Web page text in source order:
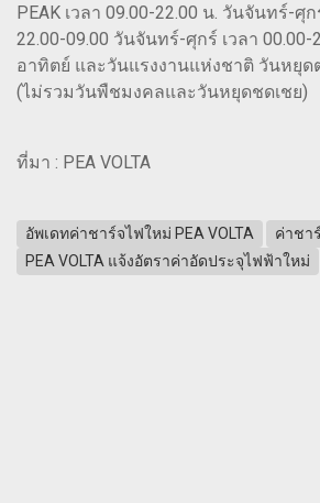
PEAK เวลา 09.00-22.00 น. วันจันทร์-ศุก
22.00-09.00 วันจันทร์-ศุกร์ เวลา 00.00-
อาทิตย์ และวันแรงงานแห่งชาติ วันหยุ
(ไม่รวมวันพืชมงคลและวันหยุดชดเชย)
ที่มา : PEA VOLTA
อัพเดทค่าชาร์จไฟใหม่ PEA VOLTA
ค่าชา
PEA VOLTA แจ้งอัตราค่าอัดประจุไฟฟ้าใหม่